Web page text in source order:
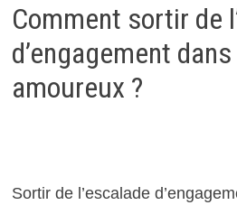
Comment sortir de
d’engagement
amoureux ?
Sortir de l’escalade